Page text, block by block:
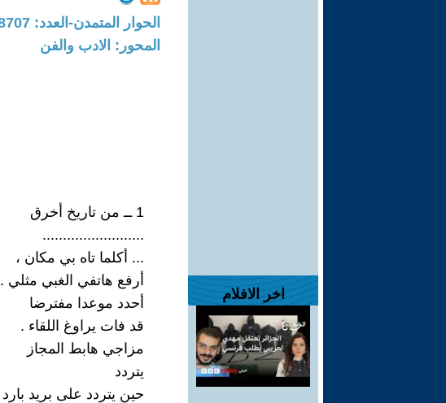
اخر الافلام
الحوار المتمدن-العدد: 8707 - 2026 / 5 / 16 - 03:30
المحور: الادب والفن
1 ــ من تاريخ أخرق
.........................
... أكلما تاه بي مكان ،
أرفع هاتفي الغبي مثلي .
أحدد موعدا مفترضا
قد فات يراوغ اللقاء .
مزاجي هابط المجاز
يتردد
حين يتردد على بريد بارد